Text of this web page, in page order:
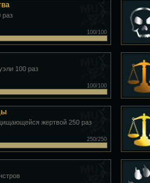
раз
100/100
100 раз
100/100
жертвой 250 раз
250/250